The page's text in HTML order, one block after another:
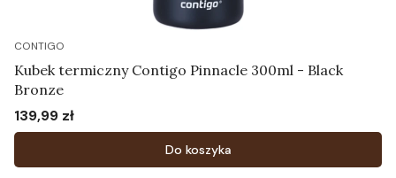
CONTIGO
Kubek termiczny Contigo Pinnacle 300ml - Black
Bronze
Cena
139,99 zł
Do koszyka